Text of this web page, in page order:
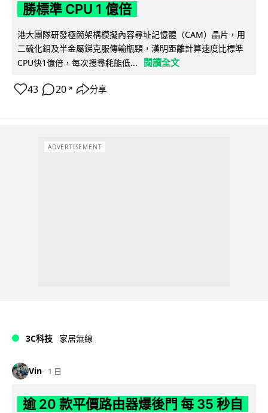
勝標準 CPU 1 億倍
港大團隊研發極簡架構模擬內容尋址記憶體（CAM）晶片，用
二硫化鉬及半金屬銻克服傳輸瓶頸，漢明距離計算速度比標準
CPU快1億倍，每次搜尋耗能低...
閱讀全文
43 20 ↗ 分享
ADVERTISEMENT
3C科技 家居無線
Vin 1 日
逾 20 款平價路由器爆後門 每 35 秒自